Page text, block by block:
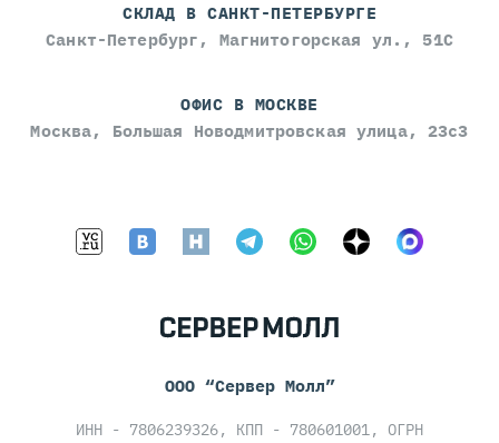
СКЛАД В САНКТ-ПЕТЕРБУРГЕ
Санкт-Петербург, Магнитогорская ул., 51С
ОФИС В МОСКВЕ
Москва, Большая Новодмитровская улица, 23с3
ООО “Сервер Молл”
ИНН - 7806239326, КПП - 780601001, ОГРН